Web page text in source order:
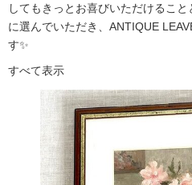
してもきっとお喜びいただけるこ
に選んでいただき、ANTIQUE
す✨
すべて表示